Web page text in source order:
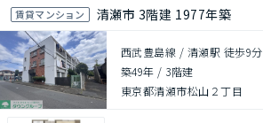
賃貸マンション 清瀬市 3階建 1977年築
西武豊島線 / 清瀬駅 徒歩9分
築49年 / 3階建
東京都清瀬市松山２丁目